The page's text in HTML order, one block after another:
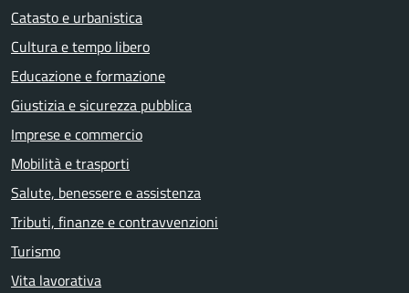
Catasto e urbanistica
Cultura e tempo libero
Educazione e formazione
Giustizia e sicurezza pubblica
Imprese e commercio
Mobilità e trasporti
Salute, benessere e assistenza
Tributi, finanze e contravvenzioni
Turismo
Vita lavorativa